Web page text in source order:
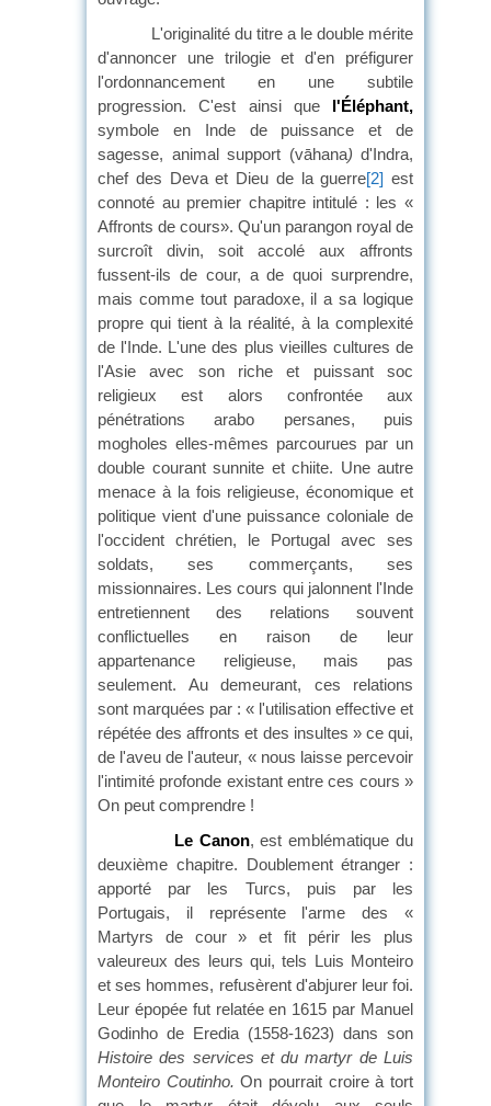
L'originalité du titre a le double mérite
d'annoncer une trilogie et d'en préfigurer
l'ordonnancement en une subtile
progression. C'est ainsi que l'Éléphant,
symbole en Inde de puissance et de
sagesse, animal support (vāhana) d'Indra,
chef des Deva et Dieu de la guerre[2] est
connoté au premier chapitre intitulé : les «
Affronts de cours». Qu'un parangon royal de
surcroît divin, soit accolé aux affronts
fussent-ils de cour, a de quoi surprendre,
mais comme tout paradoxe, il a sa logique
propre qui tient à la réalité, à la complexité
de l'Inde. L'une des plus vieilles cultures de
l'Asie avec son riche et puissant soc
religieux est alors confrontée aux
pénétrations arabo persanes, puis
mogholes elles-mêmes parcourues par un
double courant sunnite et chiite. Une autre
menace à la fois religieuse, économique et
politique vient d'une puissance coloniale de
l'occident chrétien, le Portugal avec ses
soldats, ses commerçants, ses
missionnaires. Les cours qui jalonnent l'Inde
entretiennent des relations souvent
conflictuelles en raison de leur
appartenance religieuse, mais pas
seulement. Au demeurant, ces relations
sont marquées par : « l'utilisation effective et
répétée des affronts et des insultes » ce qui,
de l'aveu de l'auteur, « nous laisse percevoir
l'intimité profonde existant entre ces cours »
On peut comprendre !
Le Canon, est emblématique du
deuxième chapitre. Doublement étranger :
apporté par les Turcs, puis par les
Portugais, il représente l'arme des «
Martyrs de cour » et fit périr les plus
valeureux des leurs qui, tels Luis Monteiro
et ses hommes, refusèrent d'abjurer leur foi.
Leur épopée fut relatée en 1615 par Manuel
Godinho de Eredia (1558-1623) dans son
Histoire des services et du martyr de Luis
Monteiro Coutinho.On pourrait croire à tort